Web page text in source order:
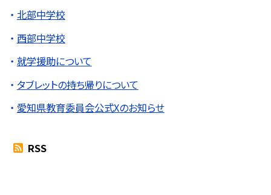
北部中学校
西部中学校
就学援助について
タブレットの持ち帰りについて
愛知県教育委員会公式Xのお知らせ
RSS